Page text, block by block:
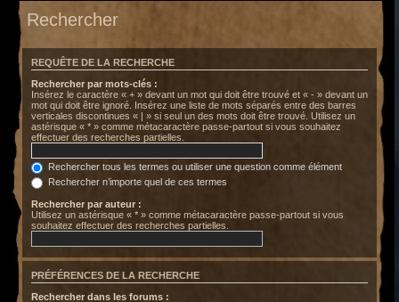
Rechercher
REQUÊTE DE LA RECHERCHE
Rechercher par mots-clés :
Insérez le caractère « + » devant un mot qui doit être trouvé et « - » devant un
mot qui doit être ignoré. Insérez une liste de mots séparés entre des barres
verticales discontinues « | » si seul un des mots doit être trouvé. Utilisez un
astérisque « * » comme métacaractère passe-partout si vous souhaitez
effectuer des recherches partielles.
Rechercher tous les termes ou utiliser une question comme élément
Rechercher n’importe quel de ces termes
Rechercher par auteur :
Utilisez un astérisque « * » comme métacaractère passe-partout si vous
souhaitez effectuer des recherches partielles.
PRÉFÉRENCES DE LA RECHERCHE
Rechercher dans les forums :